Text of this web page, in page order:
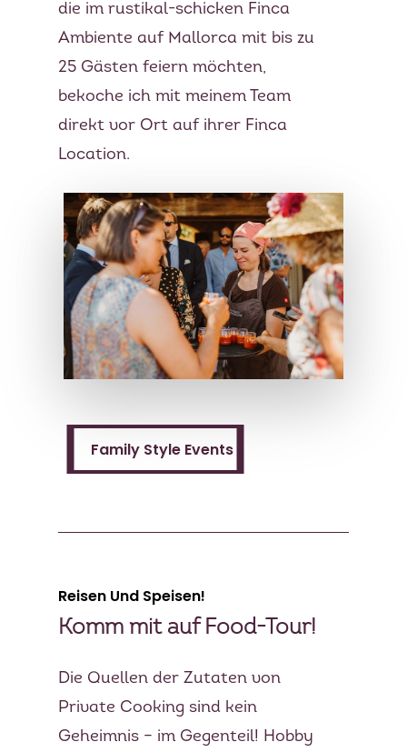
die im rustikal-schicken Finca
Ambiente auf Mallorca mit bis zu
25 Gästen feiern möchten,
bekoche ich mit meinem Team
direkt vor Ort auf ihrer Finca
Location.
Family Style Events
Family Style Events
Reisen Und Speisen!
Komm mit auf Food-Tour!
Die Quellen der Zutaten von
Private Cooking sind kein
Geheimnis – im Gegenteil! Hobby